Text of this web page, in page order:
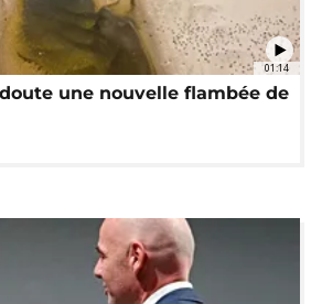
01:14
une nouvelle flambée de